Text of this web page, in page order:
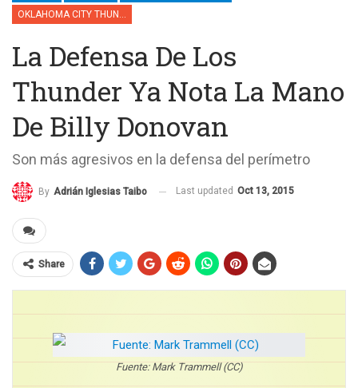
OKLAHOMA CITY THUNDER
La Defensa De Los
Thunder Ya Nota La Mano
De Billy Donovan
Son más agresivos en la defensa del perímetro
By Adrián Iglesias Taibo Last updated Oct 13, 2015
Share
Fuente: Mark Trammell (CC)